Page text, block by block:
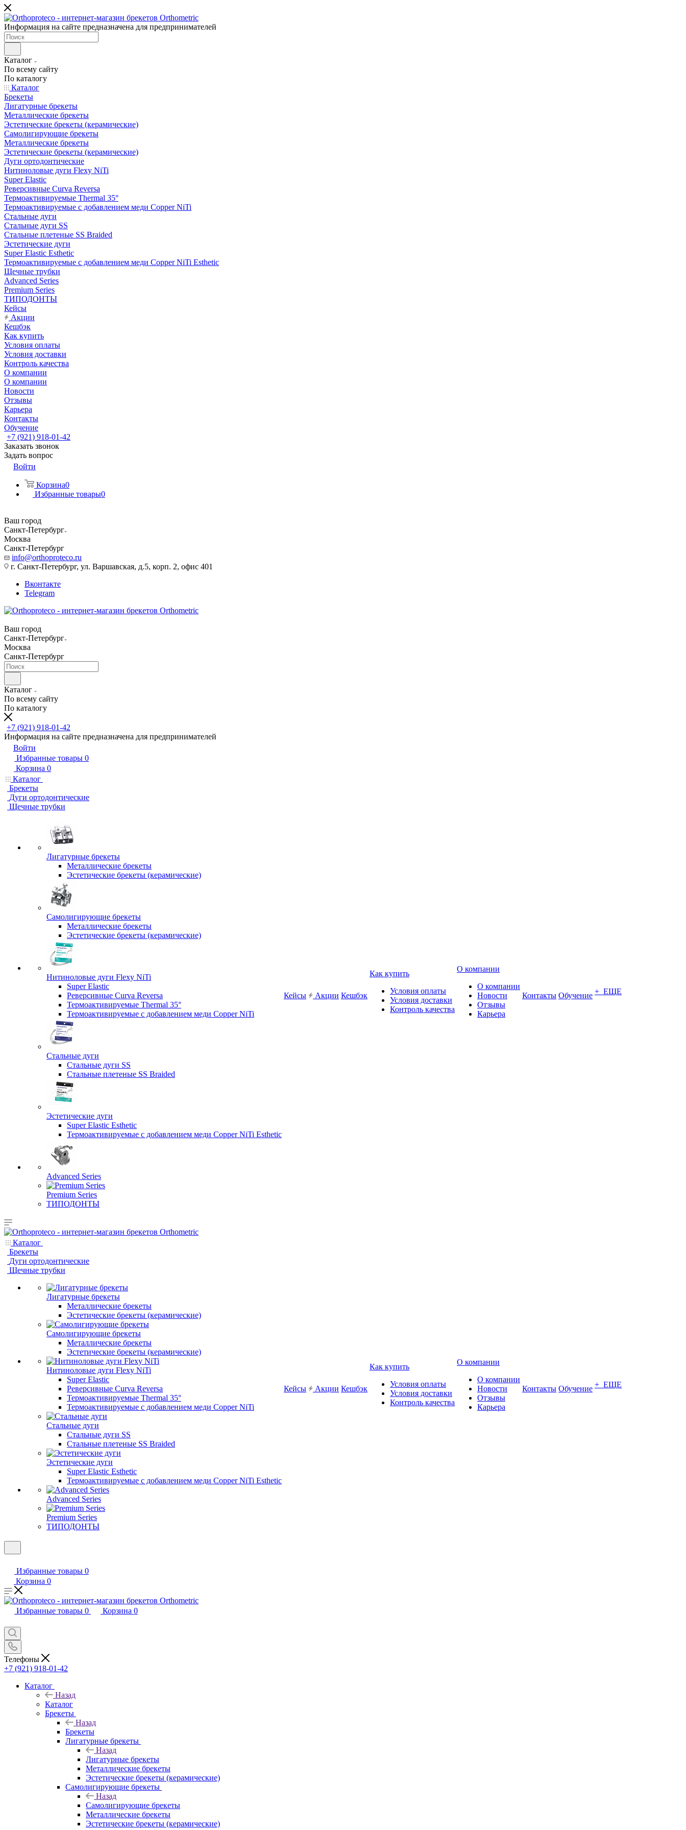
Информация на сайте предназначена для предпринимателей
Каталог
По всему сайту
По каталогу
Каталог
Брекеты
Лигатурные брекеты
Металлические брекеты
Эстетические брекеты (керамические)
Самолигирующие брекеты
Металлические брекеты
Эстетические брекеты (керамические)
Дуги ортодонтические
Нитиноловые дуги Flexy NiTi
Super Elastic
Реверсивные Curva Reversa
Термоактивируемые Thermal 35°
Термоактивируемые с добавлением меди Copper NiTi
Стальные дуги
Стальные дуги SS
Стальные плетеные SS Braided
Эстетические дуги
Super Elastic Esthetic
Термоактивируемые с добавлением меди Copper NiTi Esthetic
Щечные трубки
Advanced Series
Premium Series
ТИПОДОНТЫ
Кейсы
Акции
Кешбэк
Как купить
Условия оплаты
Условия доставки
Контроль качества
О компании
О компании
Новости
Отзывы
Карьера
Контакты
Обучение
+7 (921) 918-01-42
Заказать звонок
Задать вопрос
Войти
Корзина0
Избранные товары0
Ваш город
Санкт-Петербург
Москва
Санкт-Петербург
info@orthoproteco.ru
г. Санкт-Петербург, ул. Варшавская, д.5, корп. 2, офис 401
Вконтакте
Telegram
Ваш город
Санкт-Петербург
Москва
Санкт-Петербург
Каталог
По всему сайту
По каталогу
+7 (921) 918-01-42
Информация на сайте предназначена для предпринимателей
Войти
Избранные товары 0
Корзина 0
Каталог
Брекеты
Дуги ортодонтические
Щечные трубки
Лигатурные брекеты
Металлические брекеты
Эстетические брекеты (керамические)
Самолигирующие брекеты
Металлические брекеты
Эстетические брекеты (керамические)
Нитиноловые дуги Flexy NiTi
Super Elastic
Реверсивные Curva Reversa
Термоактивируемые Thermal 35°
Термоактивируемые с добавлением меди Copper NiTi
Стальные дуги
Стальные дуги SS
Стальные плетеные SS Braided
Эстетические дуги
Super Elastic Esthetic
Термоактивируемые с добавлением меди Copper NiTi Esthetic
Advanced Series
Premium Series
ТИПОДОНТЫ
Кейсы Акции Кешбэк
Как купить
Условия оплаты
Условия доставки
Контроль качества
О компании
О компании
Новости
Отзывы
Карьера
Контакты Обучение + ЕЩЕ
Каталог
Брекеты
Дуги ортодонтические
Щечные трубки
Лигатурные брекеты
Металлические брекеты
Эстетические брекеты (керамические)
Самолигирующие брекеты
Металлические брекеты
Эстетические брекеты (керамические)
Нитиноловые дуги Flexy NiTi
Super Elastic
Реверсивные Curva Reversa
Термоактивируемые Thermal 35°
Термоактивируемые с добавлением меди Copper NiTi
Стальные дуги
Стальные дуги SS
Стальные плетеные SS Braided
Эстетические дуги
Super Elastic Esthetic
Термоактивируемые с добавлением меди Copper NiTi Esthetic
Advanced Series
Premium Series
ТИПОДОНТЫ
Кейсы Акции Кешбэк
Как купить
Условия оплаты
Условия доставки
Контроль качества
О компании
О компании
Новости
Отзывы
Карьера
Контакты Обучение + ЕЩЕ
Избранные товары 0
Корзина 0
Избранные товары 0 Корзина 0
Телефоны
+7 (921) 918-01-42
Каталог
Назад
Каталог
Брекеты
Назад
Брекеты
Лигатурные брекеты
Назад
Лигатурные брекеты
Металлические брекеты
Эстетические брекеты (керамические)
Самолигирующие брекеты
Назад
Самолигирующие брекеты
Металлические брекеты
Эстетические брекеты (керамические)